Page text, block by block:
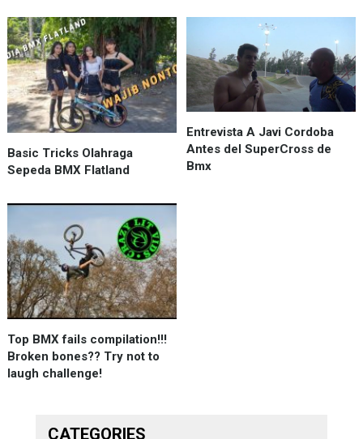
Basic Tricks Olahraga
Sepeda BMX Flatland
Entrevista A Javi Cordoba
Antes del SuperCross de
Bmx
Top BMX fails compilation!!!
Broken bones?? Try not to
laugh challenge!
CATEGORIES